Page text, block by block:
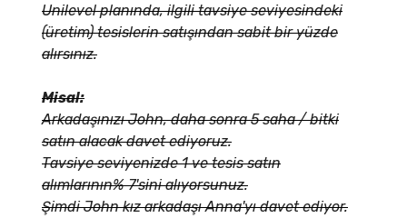
Unilevel planında, ilgili tavsiye seviyesindeki
(üretim) tesislerin satışından sabit bir yüzde
alırsınız.
Misal:
Arkadaşınızı John, daha sonra 5 saha / bitki
satın alacak davet ediyoruz.
Tavsiye seviyenizde 1 ve tesis satın
alımlarının% 7'sini alıyorsunuz.
Şimdi John kız arkadaşı Anna'yı davet ediyor.